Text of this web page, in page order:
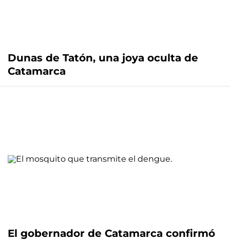
Dunas de Tatón, una joya oculta de
Catamarca
El gobernador de Catamarca confirmó